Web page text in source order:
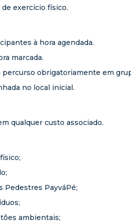
exercício físico.
à hora agendada.
marcada.
percurso obrigatoriamente em
no local inicial.
qualquer custo associado.
Pedestres PayváPé;
ambientais;